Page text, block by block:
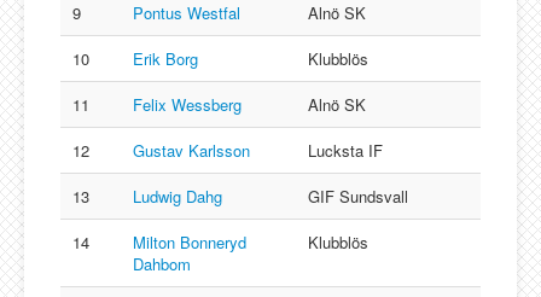
9
Pontus Westfal
Alnö SK
10
Erik Borg
Klubblös
11
Felix Wessberg
Alnö SK
12
Gustav Karlsson
Lucksta IF
13
Ludwig Dahg
GIF Sundsvall
14
Milton Bonneryd
Dahbom
Klubblös